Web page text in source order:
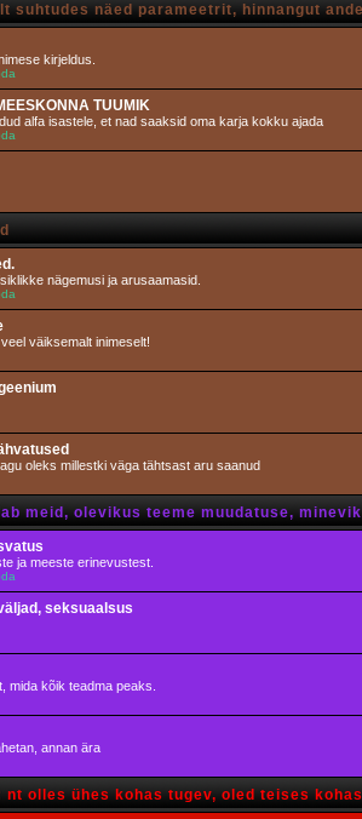
suhtudes näed parameetrit, hinnangut
kirjeldus.
TUUMIK
alfa isastele, et nad saaksid oma karja kokku ajada
nägemusi ja arusaamasid.
väiksemalt inimeselt!
oleks millestki väga tähtsast aru saanud
meid, olevikus teeme muudatuse,
ja meeste erinevustest.
seksuaalsus
mida kõik teadma peaks.
annan ära
nt olles ühes kohas tugev, oled teises